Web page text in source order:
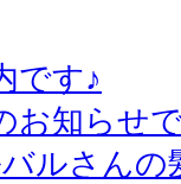
です♪
お知らせ
ルさん